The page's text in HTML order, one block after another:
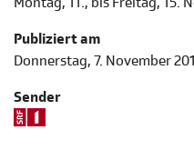
Publiziert am
Donnerstag, 7. November
Sender